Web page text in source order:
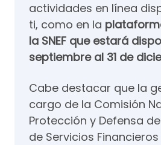
actividades en línea
ti, como en la
la SNEF que estará
septiembre al 31 de
Cabe destacar que la
cargo de la Comisión
Protección y Defensa
de Servicios Financieros